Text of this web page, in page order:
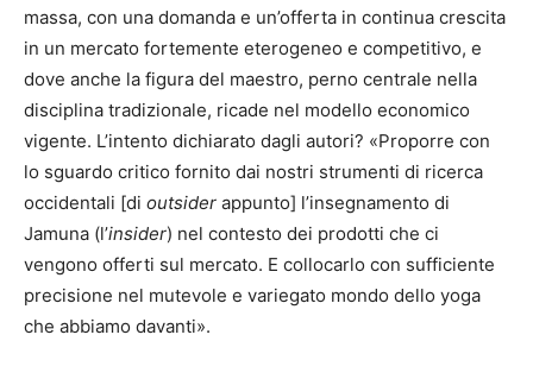
massa, con una domanda e un’offerta in continua crescita
in un mercato fortemente eterogeneo e competitivo, e
dove anche la figura del maestro, perno centrale nella
disciplina tradizionale, ricade nel modello economico
vigente. L’intento dichiarato dagli autori? «Proporre con
lo sguardo critico fornito dai nostri strumenti di ricerca
occidentali [di outsider appunto] l’insegnamento di
Jamuna (l’insider) nel contesto dei prodotti che ci
vengono offerti sul mercato. E collocarlo con sufficiente
precisione nel mutevole e variegato mondo dello yoga
che abbiamo davanti».